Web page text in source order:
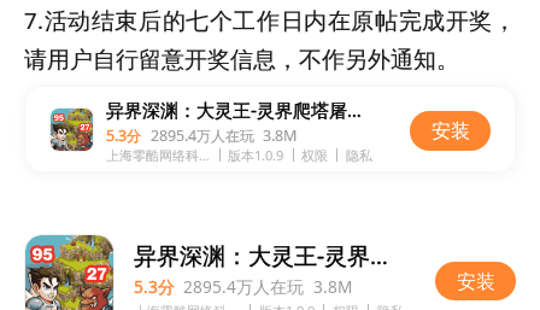
7.活动结束后的七个工作日内在原帖完成开奖，
请用户自行留意开奖信息，不作另外通知。